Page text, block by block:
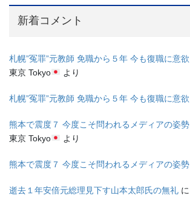
新着コメント
札幌”冤罪”元教師 免職から５年 今も復職に意欲
東京 Tokyo
より
札幌”冤罪”元教師 免職から５年 今も復職に意欲
熊本で震度７ 今度こそ問われるメディアの姿勢
東京 Tokyo
より
熊本で震度７ 今度こそ問われるメディアの姿勢
逝去１年安倍元総理見下す山本太郎氏の無礼 に